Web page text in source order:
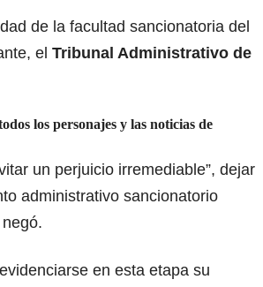
de la facultad sancionatoria del
el Tribunal Administrativo de
los personajes y las noticias de
un perjuicio irremediable”, dejar
administrativo sancionatorio
en esta etapa su